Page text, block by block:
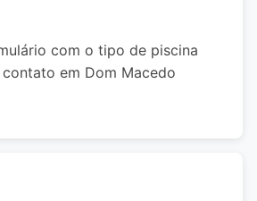
com o tipo de piscina
em Dom Macedo